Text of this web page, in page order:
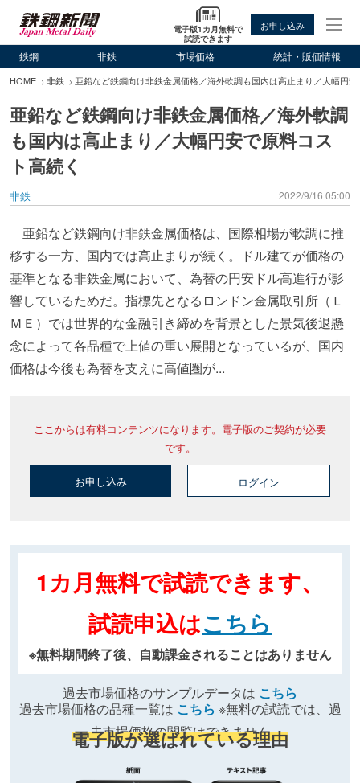
電子版1カ月無料で
試読できます
お申し込み
鉄鋼 非鉄 市場価格 統計・販価情報
HOME 非鉄 亜鉛など鉄鋼向け非鉄金属価格／海外軟調も国内は高止まり／大幅円
亜鉛など鉄鋼向け非鉄金属価格／海外軟調
も国内は高止まり／大幅円安で原料コス
ト高続く
非鉄 2022/9/16 05:00
亜鉛など鉄鋼向け非鉄金属価格は、国際相場が軟調に推
移する一方、国内では高止まりが続く。ドル建てが価格の
基準となる非鉄金属において、為替の円安ドル高進行が影
響しているためだ。指標先となるロンドン金属取引所（Ｌ
ＭＥ）では世界的な金融引き締めを背景とした景気後退懸
念によって各品種で上値の重い展開となっているが、国内
価格は今後も為替を支えに高値圏が...
ここからは有料コンテンツになります。電子版のご契約が必要
です。
お申し込み ログイン
1カ月無料で試読できます、
試読申込はこちら
※無料期間終了後、自動課金されることはありません
過去市場価格のサンプルデータは こちら
過去市場価格の品種一覧は こちら ※無料の試読では、過
去市場価格の閲覧はできません
電子版が選ばれている理由